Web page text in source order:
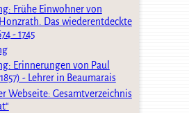
Frühe Einwohner von
Das wiederentdeckte
- 1745
Erinnerungen von Paul
- Lehrer in Beaumarais
Webseite: Gesamtverzeichnis